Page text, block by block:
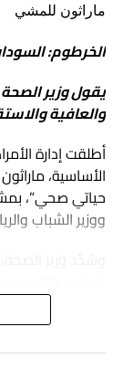
ماراثون للمشي
الخرطوم:
يقول وزير
والعافية
أطلقت إدارة
الأساسية،
حياتي صحي”،
ووزير الشباب
الضغط و السكري
الفعالية تؤكّد